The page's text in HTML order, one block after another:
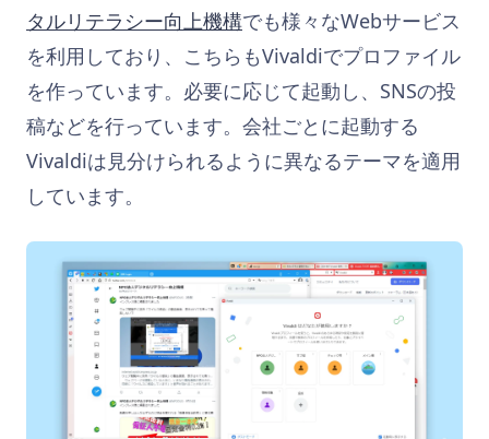
タルリテラシー向上機構でも様々なWebサービス
を利用しており、こちらもVivaldiでプロファイル
を作っています。必要に応じて起動し、SNSの投
稿などを行っています。会社ごとに起動する
Vivaldiは見分けられるように異なるテーマを適用
しています。